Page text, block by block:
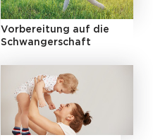
Vorbereitung auf die
Schwangerschaft